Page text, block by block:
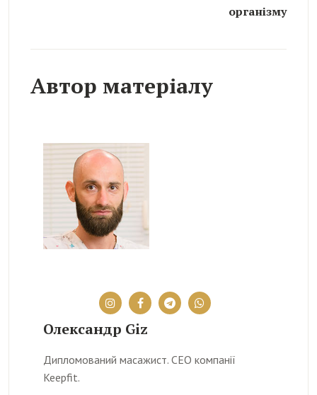
організму
Автор матеріалу
Олександр Giz
Дипломований масажист. CEO компанії
Keepfit.